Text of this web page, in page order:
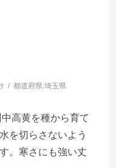
都道府県:埼玉県
高黄を種から育て
を切らさないよう
。寒さにも強い丈